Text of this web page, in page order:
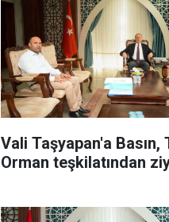
Vali Taşyapan'a Basın,
Orman teşkilatından